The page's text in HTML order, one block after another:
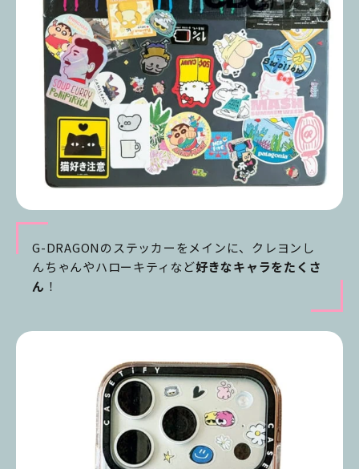
G-DRAGONのステッカーをメインに、クレヨンし
んちゃんやハローキティなど好きなキャラをたくさ
ん ！